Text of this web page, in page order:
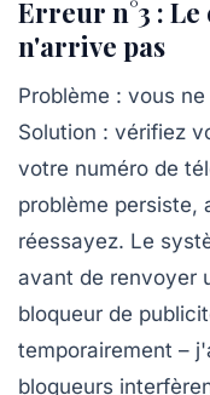
Erreur n°3 :
n'arrive pas
Problème : vous
Solution : vérifiez
votre numéro de
problème persiste,
réessayez. Le
avant de renvoyer
bloqueur de
temporairement –
bloqueurs